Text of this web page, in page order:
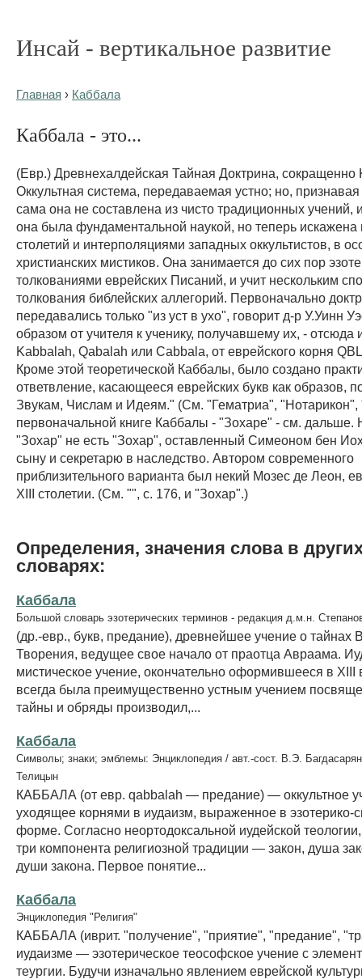
Инсай - вертикальное развитие
Главная › Каббала
Каббала - это...
(Евр.) Древнехалдейская Тайная Доктрина, сокращенно
Оккультная система, передаваемая устно; но,
сама она не составлена из чисто традиционных учений,
она была фундаментальной наукой, но теперь
столетий и интерполяциями западных оккультистов, в
христианских мистиков. Она занимается до сих пор
толкованиями еврейских Писаний, и учит нескольким
толкования библейских аллегорий. Первоначально
передавались только "из уст в ухо", говорит д-р У.Уинн
образом от учителя к ученику, получавшему их, - отсюда
Kabbalah, Qabalah или Cabbala, от еврейского корня
Кроме этой теоретической Каббалы, было создано
ответвление, касающееся еврейских букв как образов,
Звукам, Числам и Идеям." (См. "Гематриа",
первоначальной книге Каббалы - "Зохаре" - см.
"Зохар" не есть "Зохар", оставленный Симеоном бен
сыну и секретарю в наследство. Автором современного
приблизительного варианта был некий Мозес де Леон,
XIII столетии. (См. "", с. 176, и "Зохар".)
Определения, значения слова в
словарях:
Каббала
Большой словарь эзотерических терминов - редакция д.м.н.
(др.-евр., букв, предание), древнейшее учение о тайнах
Творения, ведущее свое начало от праотца Авраама.
мистическое учение, окончательно оформившееся в XIII
всегда была преимущественно устным учением
тайны и обряды производил,...
Каббала
Символы; знаки; эмблемы: Энциклопедия / авт.-сост. В.Э.
Телицын
КАББАЛА (от евр. qabbalah — предание) — оккультное
уходящее корнями в иудаизм, выраженное в эзотерико-
форме. Согласно неортодоксальной иудейской
три компонента религиозной традиции — закон, душа
души закона. Первое понятие...
Каббала
Энциклопедия "Религия"
КАББАЛА (иврит. "получение", "приятие", "предание",
иудаизме — эзотерическое теософское учение с
теургии. Будучи изначально явлением еврейской